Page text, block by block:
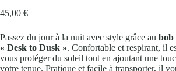
45,00 €
Passez du jour à la nuit avec style grâce au
« Desk to Dusk ». Confortable et respirant, il
vous protéger du soleil tout en ajoutant une
votre tenue. Pratique et facile à transporter, il